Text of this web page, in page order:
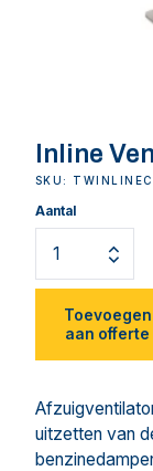
Inline
SKU: TWINLINEC
Aantal
Toevoegen
aan offerte
uitzetten van